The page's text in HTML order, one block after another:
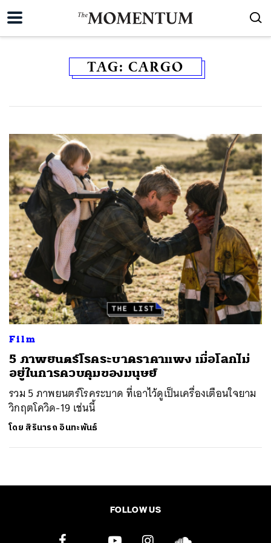
TAG: CARGO
Film
5 ภาพยนตร์โรคระบาดราคาแพง เมื่อโลกไม่
อยู่ในการควบคุมของมนุษย์
รวม 5 ภาพยนตร์โรคระบาด ที่เอาไว้ดูเป็นเครื่องเตือนใจยาม
วิกฤตโควิด-19 เช่นนี้
โดย สิรินารถ อินทะพันธ์
FOLLOW US
ค้นหา
SHARE TWEET LINE EMAIL